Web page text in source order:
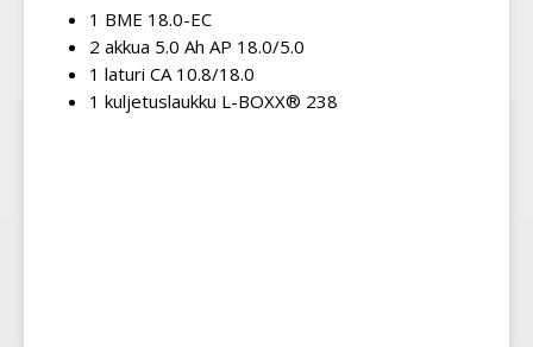
1 BME 18.0-EC
2 akkua 5.0 Ah AP 18.0/5.0
1 laturi CA 10.8/18.0
1 kuljetuslaukku L-BOXX® 238